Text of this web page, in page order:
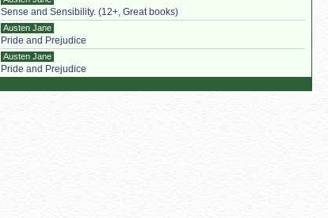
Sense and Sensibility. (12+, Great books)
Austen Jane
Pride and Prejudice
Austen Jane
Pride and Prejudice